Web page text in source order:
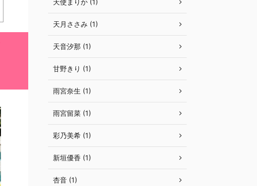
天使まりか (1)
天月ささみ (1)
天音汐那 (1)
甘野きり (1)
雨宮奈生 (1)
雨宮留菜 (1)
彩乃美希 (1)
新垣優香 (1)
杏音 (1)